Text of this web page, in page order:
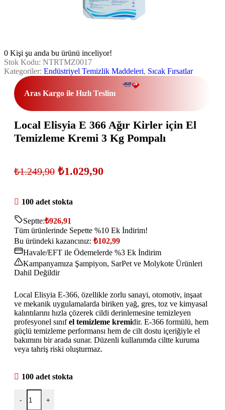
0 Kişi şu anda bu ürünü inceliyor!
Stok Kodu: NTRTMZ0017
Kategoriler: Endüstriyel Temizlik Maddeleri, Sıcak Fırsatlar
Aras Kargo ile Hızlı Teslim
Local Elisyia E 366 Ağır Kirler için El
Temizleme Kremi 3 Kg Pompalı
₺1.249,90 ₺1.029,90
100 adet stokta
Septte:₺926,91
Tüm ürünlerinde Sepette %10 Ek İndirim!
Bu üründeki kazancınız: ₺102,99
Havale/EFT ile Ödemelerde %3 Ek İndirim
Kampanyamıza Şampiyon, SarPet ve Molykote Ürünleri
Dahil Değildir
Local Elisyia E-366, özellikle zorlu sanayi, otomotiv, inşaat
ve mekanik uygulamalarda biriken yağ, gres, toz ve kimyasal
kalıntılarını hızla çözerek cildi derinlemesine temizleyen
profesyonel sınıfel temizleme kremidir. E-366 formülü, hem
güçlü temizleme performansı hem de cilt dostu içeriğiyle el
bakımını bir arada sunar. Düzenli kullanımda ciltte kuruma
veya tahriş riski oluşturmaz.
100 adet stokta
- +